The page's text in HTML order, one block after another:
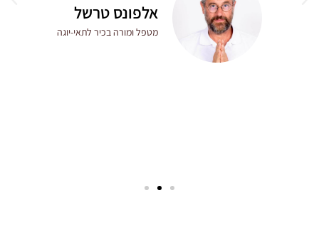
אלפונס טרשל
מטפל ומורה בכיר לתאי-יוגה